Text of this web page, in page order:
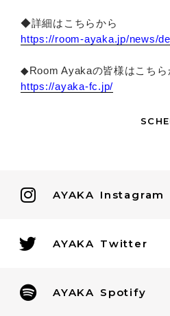
◆詳細はこちらから
https://room-ayaka.jp/news/
◆Room Ayakaの皆様はこちら
https://ayaka-fc.jp/
AYAKA Instagram
AYAKA Twitter
AYAKA Spotify